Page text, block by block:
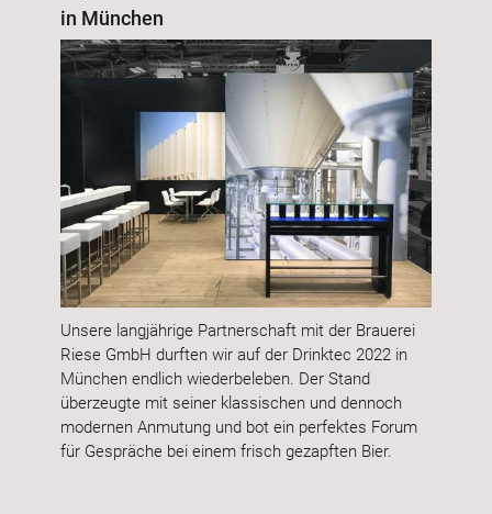
in München
Unsere langjährige Partnerschaft mit der Brauerei
Riese GmbH durften wir auf der Drinktec 2022 in
München endlich wiederbeleben. Der Stand
überzeugte mit seiner klassischen und dennoch
modernen Anmutung und bot ein perfektes Forum
für Gespräche bei einem frisch gezapften Bier.